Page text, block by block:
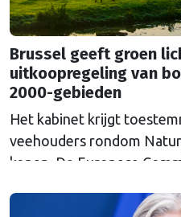
Brussel geeft groen
uitkoopregeling van
2000-gebieden
Het kabinet krijgt
veehouders rondom
kopen. De Europese